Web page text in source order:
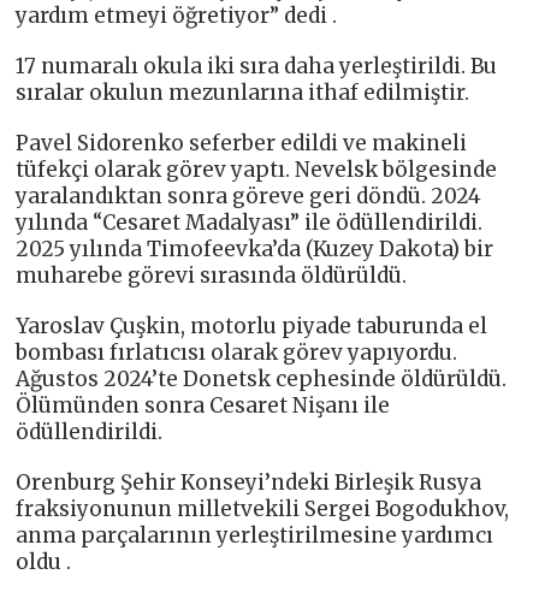
yardım etmeyi öğretiyor” dedi .
17 numaralı okula iki sıra daha yerleştirildi. Bu
sıralar okulun mezunlarına ithaf edilmiştir.
Pavel Sidorenko seferber edildi ve makineli
tüfekçi olarak görev yaptı. Nevelsk bölgesinde
yaralandıktan sonra göreve geri döndü. 2024
yılında “Cesaret Madalyası” ile ödüllendirildi.
2025 yılında Timofeevka’da (Kuzey Dakota) bir
muharebe görevi sırasında öldürüldü.
Yaroslav Çuşkin, motorlu piyade taburunda el
bombası fırlatıcısı olarak görev yapıyordu.
Ağustos 2024’te Donetsk cephesinde öldürüldü.
Ölümünden sonra Cesaret Nişanı ile
ödüllendirildi.
Orenburg Şehir Konseyi’ndeki Birleşik Rusya
fraksiyonunun milletvekili Sergei Bogodukhov,
anma parçalarının yerleştirilmesine yardımcı
oldu .